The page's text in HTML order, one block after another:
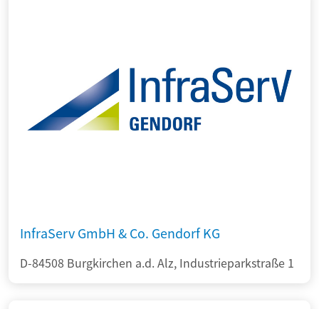
InfraServ GmbH & Co. Gendorf KG
D-84508 Burgkirchen a.d. Alz, Industrieparkstraße 1